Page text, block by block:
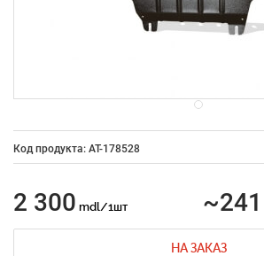
Код продукта: AT-178528
2 300 mdl/1шт ~241
НА ЗАКАЗ